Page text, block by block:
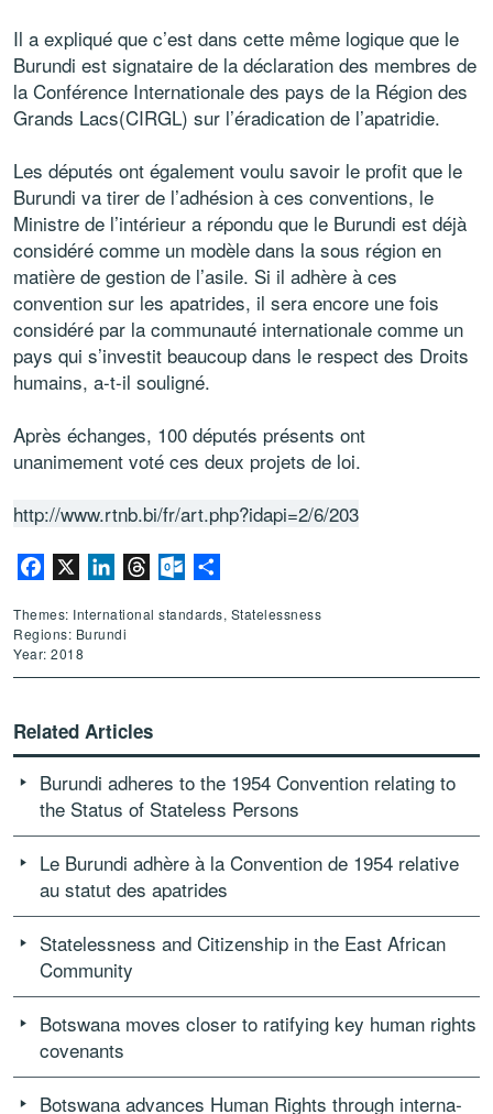
Il a expliqué que c’est dans cette même logique que le
Burundi est signataire de la déclaration des membres de
la Conférence Internationale des pays de la Région des
Grands Lacs(CIRGL) sur l’éradication de l’apatridie.
Les députés ont également voulu savoir le profit que le
Burundi va tirer de l’adhésion à ces conventions, le
Ministre de l’intérieur a répondu que le Burundi est déjà
considéré comme un modèle dans la sous région en
matière de gestion de l’asile. Si il adhère à ces
convention sur les apatrides, il sera encore une fois
considéré par la communauté internationale comme un
pays qui s’investit beaucoup dans le respect des Droits
humains, a-t-il souligné.
Après échanges, 100 députés présents ont
unanimement voté ces deux projets de loi.
http://www.rtnb.bi/fr/art.php?idapi=2/6/203
Facebook LinkedInThreadsOutlook.com
Themes: International standards, Statelessness
Regions: Burundi
Year: 2018
Related Articles
Burundi adheres to the 1954 Convention relating to
the Status of Stateless Persons
Le Burundi adhère à la Convention de 1954 relative
au statut des apatrides
Statelessness and Citizenship in the East African
Community
Bot­swana moves closer to rat­i­fy­ing key human rights
cov­en­ants
Bot­swana advances Human Rights through inter­na­